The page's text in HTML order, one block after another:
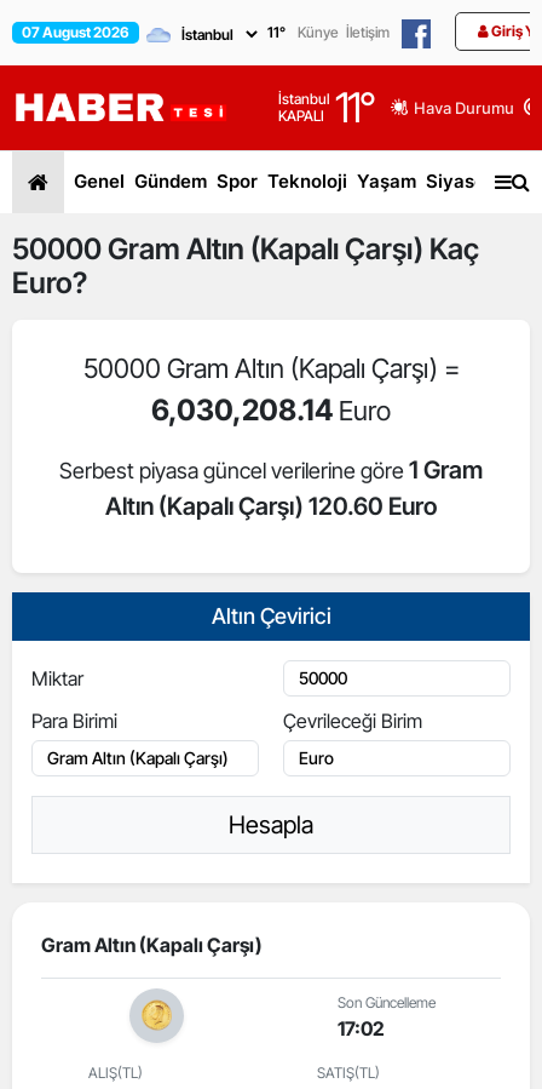
07 August 2026 11° Künye İletişim Giriş
İstanbul
KAPALI
11° Hava Durumu
Genel Gündem Spor Teknoloji Yaşam Siyaset
50000Gram Altın (Kapalı Çarşı) Kaç
Euro?
50000 Gram Altın (Kapalı Çarşı) =
6,030,208.14 Euro
Serbest piyasa güncel verilerine göre 1 Gram
Altın (Kapalı Çarşı) 120.60 Euro
Altın Çevirici
Miktar
Para Birimi
Çevrileceği Birim
Hesapla
Gram Altın (Kapalı Çarşı)
Son Güncelleme
17:02
ALIŞ(TL) SATIŞ(TL)